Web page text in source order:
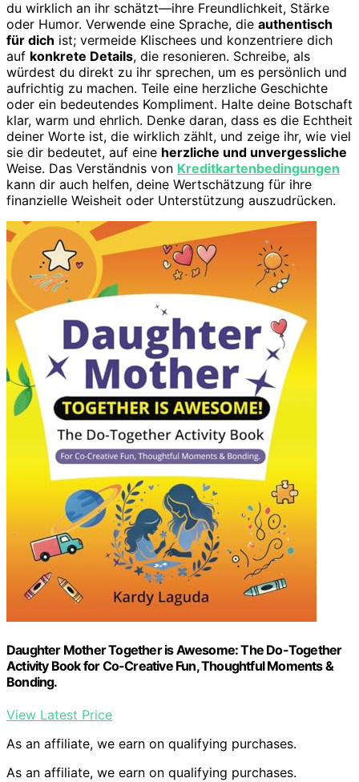
du wirklich an ihr schätzt—ihre Freundlichkeit, Stärke
oder Humor. Verwende eine Sprache, die authentisch
für dich ist; vermeide Klischees und konzentriere dich
auf konkrete Details, die resonieren. Schreibe, als
würdest du direkt zu ihr sprechen, um es persönlich und
aufrichtig zu machen. Teile eine herzliche Geschichte
oder ein bedeutendes Kompliment. Halte deine Botschaft
klar, warm und ehrlich. Denke daran, dass es die Echtheit
deiner Worte ist, die wirklich zählt, und zeige ihr, wie viel
sie dir bedeutet, auf eine herzliche und unvergessliche
Weise. Das Verständnis von Kreditkartenbedingungen
kann dir auch helfen, deine Wertschätzung für ihre
finanzielle Weisheit oder Unterstützung auszudrücken.
Daughter Mother Together is Awesome: The Do-Together
Activity Book for Co-Creative Fun, Thoughtful Moments &
Bonding.
View Latest Price
As an affiliate, we earn on qualifying purchases.
As an affiliate, we earn on qualifying purchases.